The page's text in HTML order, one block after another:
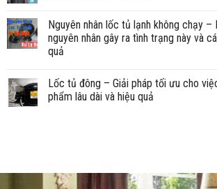
Nguyên nhân lốc tủ lạnh không chạy –
nguyên nhân gây ra tình trạng này và
quả
Lốc tủ đông – Giải pháp tối ưu cho
phẩm lâu dài và hiệu quả